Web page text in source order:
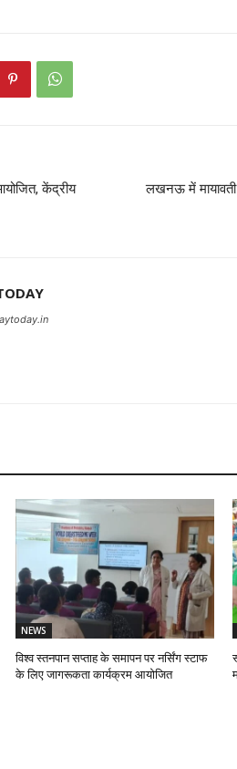
केंद्रीय
लखनऊ में मायावती
NEWS
विश्व स्तनपान सप्ताह के समापन पर नर्सिंग स्टाफ
के लिए जागरूकता कार्यक्रम आयोजित